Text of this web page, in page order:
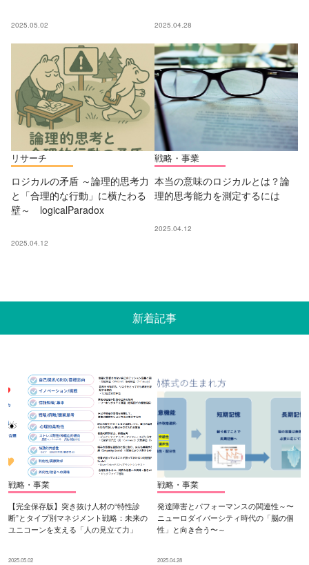
2025.05.02 2025.04.28
リサーチ
ロジカルの矛盾 ～論理的思考力
と「合理的な行動」に横たわる
壁～ logicalParadox
2025.04.12
戦略・事業
本当の意味のロジカルとは？論
理的思考能力を測定するには
2025.04.12
新着記事
戦略・事業
【完全保存版】突き抜け人材の“特性診
断”とタイプ別マネジメント戦略：未来の
ユニコーンを支える「人の見立て力」
2025.05.02
戦略・事業
発達障害とパフォーマンスの関連性～〜
ニューロダイバーシティ時代の「脳の個
性」と向き合う〜～
2025.04.28